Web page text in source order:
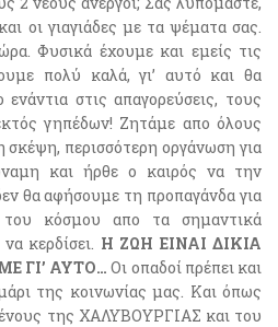
οι γιαγιάδες με τα ψέματα σας.
Φυσικά έχουμε και εμείς τις
πολύ καλά, γι’ αυτό και θα
στις απαγορεύσεις, τους
γηπέδων! Ζητάμε απο όλους
σκέψη, περισσότερη οργάνωση για
και ήρθε ο καιρός να την
θα αφήσουμε τη προπαγάνδα για
του κόσμου απο τα σημαντικά
κερδίσει. Η ΖΩΗ ΕΙΝΑΙ ΔΙΚΙΑ
ΓΙ’ ΑΥΤΟ… Οι οπαδοί πρέπει και
της κοινωνίας μας. Και όπως
της ΧΑΛΥΒΟΥΡΓΙΑΣ και του